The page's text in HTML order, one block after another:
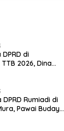
di
2026, Dina
DPRD Rumiadi di
Pawai Budaya